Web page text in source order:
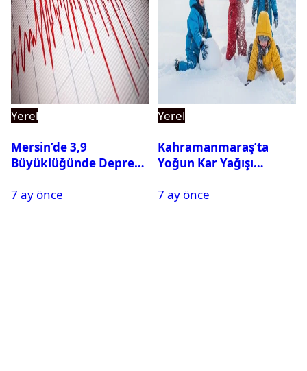
Yerel
Mersin’de 3,9
Büyüklüğünde Deprem
7 ay önce
Yerel
Kahramanmaraş’ta
Yoğun Kar Yağışı
Tatil
7 ay önce